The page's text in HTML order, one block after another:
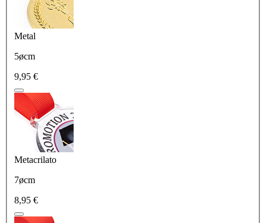
Metal
5øcm
9,95 €
Metacrilato
7øcm
8,95 €